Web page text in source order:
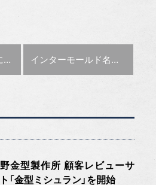
次の記事 :
インターモールド名古屋の注目セミナー
金型製作所 顧客レビューサ
「金型ミシュラン」を開始